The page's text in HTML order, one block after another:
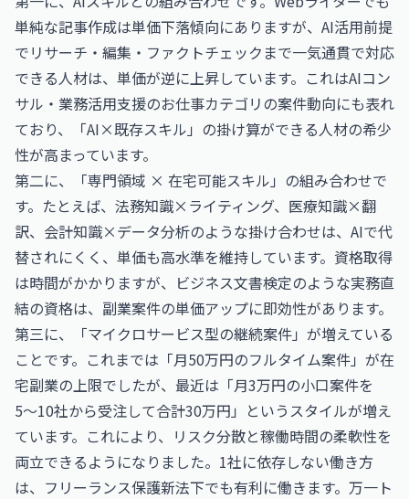
単純な記事作成は単価下落傾向にありますが、AI活用前提
でリサーチ・編集・ファクトチェックまで一気通貫で対応
できる人材は、単価が逆に上昇しています。これはAIコン
サル・業務活用支援のお仕事カテゴリの案件動向にも表れ
ており、「AI×既存スキル」の掛け算ができる人材の希少
性が高まっています。
第二に、「専門領域 × 在宅可能スキル」の組み合わせで
す。たとえば、法務知識×ライティング、医療知識×翻
訳、会計知識×データ分析のような掛け合わせは、AIで代
替されにくく、単価も高水準を維持しています。資格取得
は時間がかかりますが、 ビジネス文書検定のような実務直
結の資格は、副業案件の単価アップに即効性があります。
第三に、「マイクロサービス型の継続案件」が増えている
ことです。これまでは「月50万円のフルタイム案件」が在
宅副業の上限でしたが、最近は「月3万円の小口案件を
5〜10社から受注して合計30万円」というスタイルが増え
ています。これにより、リスク分散と稼働時間の柔軟性を
両立できるようになりました。1社に依存しない働き方
は、フリーランス保護新法下でも有利に働きます。万一ト